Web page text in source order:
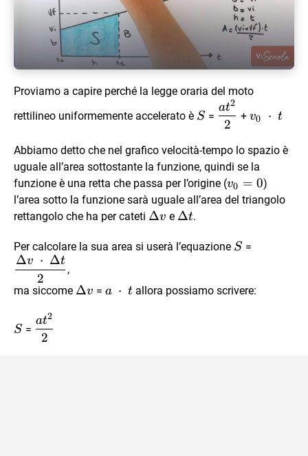
Play Video
Proviamo a capire perché la legge oraria del moto
rettilineo uniformemente accelerato è
S
S =
\dfrac{at^2}
{2}
2
at2
+ \cdot
v0 ⋅ t
Abbiamo detto che nel grafico velocità-tempo lo spazio è
uguale all’area sottostante la funzione, quindi se la
funzione è una retta che passa per l’origine (v_0
= 0
v0 = 0)
l’area sotto la funzione sarà uguale all’area del triangolo
rettangolo che ha per cateti \Delta{v}
Δv e \Delta{t}
Δt.
Per calcolare la sua area si userà l’equazione S
S =
2
Δv ⋅ Δt
,
ma siccome \Delta{v}
Δv = a \
a ⋅ t allora possiamo scrivere:
S
S =
\dfrac{at^{2}}
{2}
2
at2